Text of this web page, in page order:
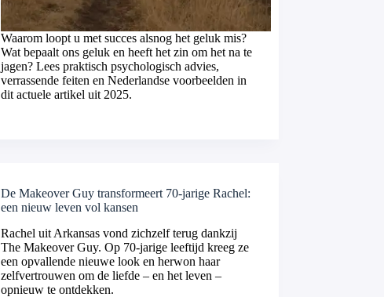
Waarom loopt u met succes alsnog het geluk mis?
Wat bepaalt ons geluk en heeft het zin om het na te
jagen? Lees praktisch psychologisch advies,
verrassende feiten en Nederlandse voorbeelden in
dit actuele artikel uit 2025.
De Makeover Guy transformeert 70-jarige Rachel:
een nieuw leven vol kansen
Rachel uit Arkansas vond zichzelf terug dankzij
The Makeover Guy. Op 70-jarige leeftijd kreeg ze
een opvallende nieuwe look en herwon haar
zelfvertrouwen om de liefde – en het leven –
opnieuw te ontdekken.